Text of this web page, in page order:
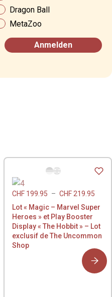
Dragon Ball
MetaZoo
Anmelden
CHF199.95 – CHF219.95
Lot « Magic – Marvel Super
Heroes » et Play Booster
Display « The Hobbit » – Lot
exclusif de The Uncommon
Shop